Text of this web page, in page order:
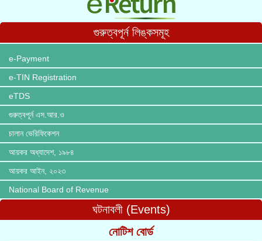
গুরুত্বপূর্ন লিঙ্কসমূহ
e-Payment
e-TIN Registration
eTDS
গুরুত্বপূর্ন এস.আর.ও
চালান ভেরিফিকেশন
আয়কর অধ্যাদেশ, ১৯৮৪
আয়কর আইন, ২০২৩
National Board of Revenue
ঘটনাবলী (Events)
নোটিশ বোর্ড